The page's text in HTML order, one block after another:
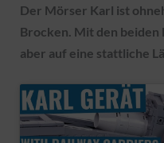
Der Mörser Karl ist
Brocken. Mit den beiden
aber auf eine stattliche